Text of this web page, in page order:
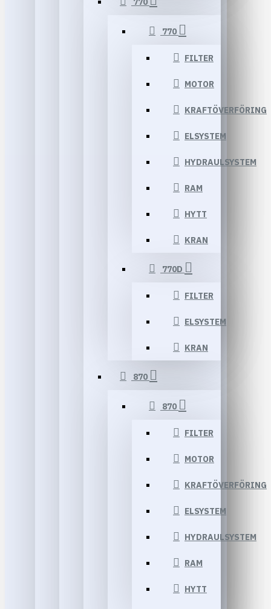
770
FILTER
MOTOR
KRAFTÖVERFÖRING
ELSYSTEM
HYDRAULSYSTEM
RAM
HYTT
KRAN
770D
FILTER
ELSYSTEM
KRAN
870
870
FILTER
MOTOR
KRAFTÖVERFÖRING
ELSYSTEM
HYDRAULSYSTEM
RAM
HYTT